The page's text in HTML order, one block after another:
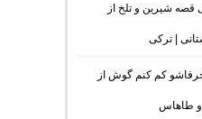
قصه شیرین و تلخ از
| ترکی
کم کنم گوش از
طاهاس